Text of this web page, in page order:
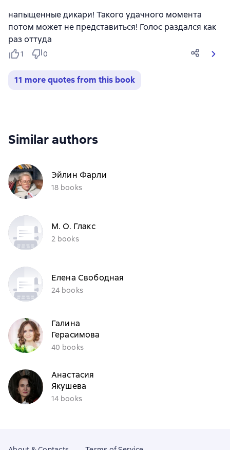
напыщенные дикари! Такого удачного момента
потом может не представиться! Голос раздался как
раз оттуда
1 0
11 more quotes from this book
Similar authors
Эйлин Фарли
18 books
М. О. Глакс
2 books
Елена Свободная
24 books
Галина
Герасимова
40 books
Анастасия
Якушева
14 books